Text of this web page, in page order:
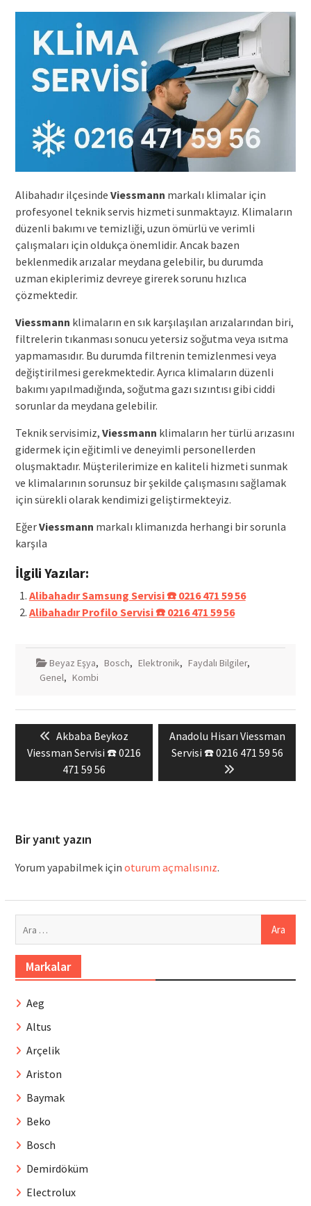
Alibahadır ilçesinde Viessmann markalı klimalar için
profesyonel teknik servis hizmeti sunmaktayız. Klimaların
düzenli bakımı ve temizliği, uzun ömürlü ve verimli
çalışmaları için oldukça önemlidir. Ancak bazen
beklenmedik arızalar meydana gelebilir, bu durumda
uzman ekiplerimiz devreye girerek sorunu hızlıca
çözmektedir.
Viessmann klimaların en sık karşılaşılan arızalarından biri,
filtrelerin tıkanması sonucu yetersiz soğutma veya ısıtma
yapmamasıdır. Bu durumda filtrenin temizlenmesi veya
değiştirilmesi gerekmektedir. Ayrıca klimaların düzenli
bakımı yapılmadığında, soğutma gazı sızıntısı gibi ciddi
sorunlar da meydana gelebilir.
Teknik servisimiz, Viessmann klimaların her türlü arızasını
gidermek için eğitimli ve deneyimli personellerden
oluşmaktadır. Müşterilerimize en kaliteli hizmeti sunmak
ve klimalarının sorunsuz bir şekilde çalışmasını sağlamak
için sürekli olarak kendimizi geliştirmekteyiz.
EğerViessmann markalı klimanızda herhangi bir sorunla
karşıla
İlgili Yazılar:
Alibahadır Samsung Servisi ☎️ 0216 471 59 56
Alibahadır Profilo Servisi ☎️ 0216 471 59 56
Beyaz Eşya, Bosch, Elektronik, Faydalı Bilgiler,
Genel, Kombi
Yazı
gezinmesiPrevious
post:
Akbaba Beykoz
Viessman Servisi ☎️ 0216
471 59 56
Next
post:
Anadolu Hisarı Viessman
Servisi ☎️ 0216 471 59 56
Bir yanıt yazın
Yorum yapabilmek için oturum açmalısınız.
Markalar
Aeg
Altus
Arçelik
Ariston
Baymak
Beko
Bosch
Demirdöküm
Electrolux